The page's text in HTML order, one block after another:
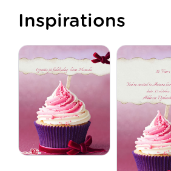
Inspirations